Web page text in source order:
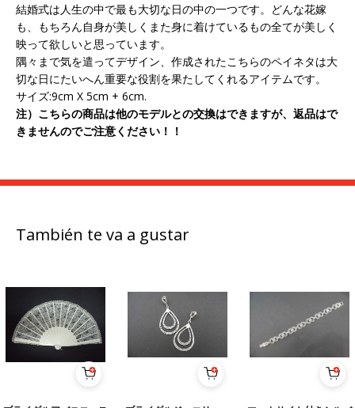
結婚式は人生の中で最も大切な日の中の一つです。どんな花嫁
も、もちろん自身が美しくまた身に着けているもの全てが美しく
映って欲しいと思っています。
隅々まで気を遣ってデザイン、作成されたこちらのペイネタは大
切な日にたいへん重要な役割を果たしてくれるアイテムです。
サイズ:9cm X 5cm + 6cm.
注）こちらの商品は他のモデルとの交換はできますが、返品はで
きませんのでご注意ください！！
También te va a gustar